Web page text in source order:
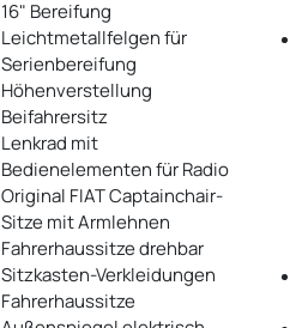
16" Bereifung
Leichtmetallfelgen für
Serienbereifung
Höhenverstellung
Beifahrersitz
Lenkrad mit
Bedienelementen für Radio
Original FIAT Captainchair-
Sitze mit Armlehnen
Fahrerhaussitze drehbar
Sitzkasten-Verkleidungen
Fahrerhaussitze